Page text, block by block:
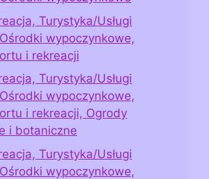
Turystyka/Usługi
wypoczynkowe,
i rekreacji
Turystyka/Usługi
wypoczynkowe,
i rekreacji, Ogrody
i botaniczne
Turystyka/Usługi
wypoczynkowe,